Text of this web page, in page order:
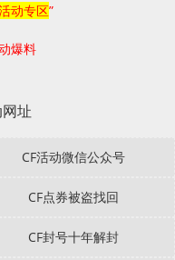
动专区”
爆料
址
CF活动微信公众号
CF点券被盗找回
CF封号十年解封